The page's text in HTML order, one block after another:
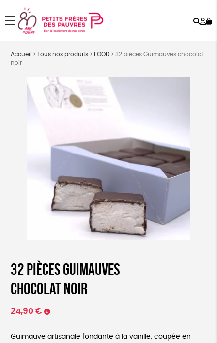
menu
Accueil > Tous nos produits> FOOD> 32 pièces Guimauves chocolat
noir
32 pièces Guimauves
chocolat noir
24,90 €
Guimauve artisanale fondante à la vanille, coupée en